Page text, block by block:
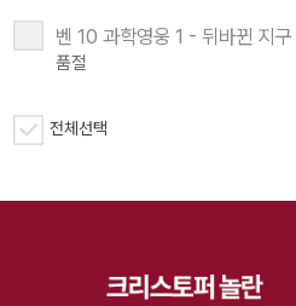
벤 10 과학영웅 1 - 뒤바뀐 지구
품절
전체선택